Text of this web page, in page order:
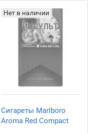
Нет в наличии
Сигареты Marlboro
Aroma Red Compact